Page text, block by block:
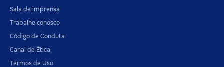
Sala de imprensa
Trabalhe conosco
Código de Conduta
Canal de Ética
Termos de Uso